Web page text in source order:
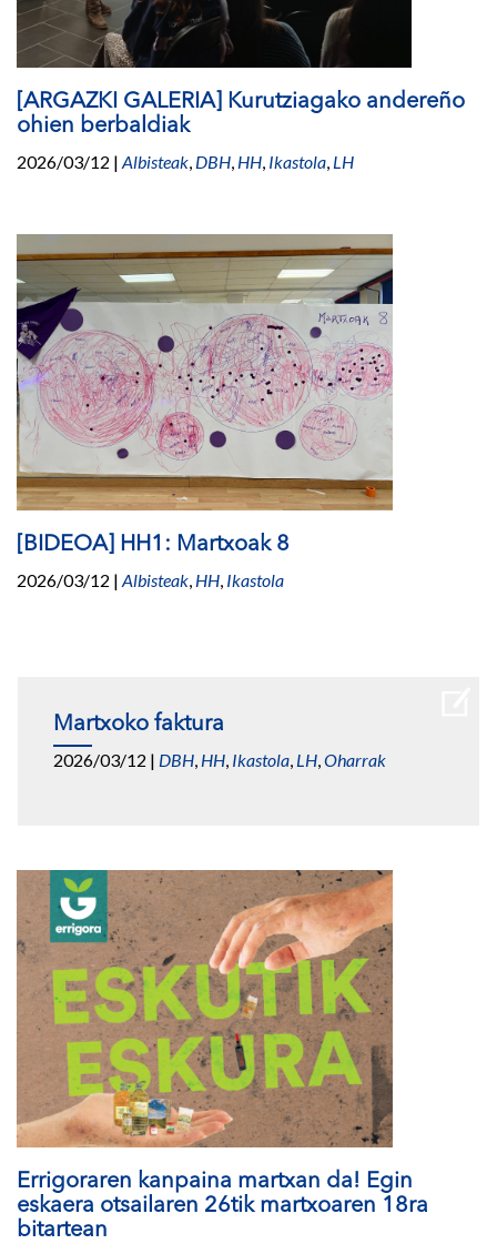
[ARGAZKI GALERIA] Kurutziagako andereño
ohien berbaldiak
2026/03/12 | Albisteak DBH HH Ikastola LH
[BIDEOA] HH1: Martxoak 8
2026/03/12 | Albisteak, HH, Ikastola
Martxoko faktura
2026/03/12 | DBH, HH, Ikastola, LH,Oharrak
Errigoraren kanpaina martxan da! Egin
eskaera otsailaren 26tik martxoaren 18ra
bitartean